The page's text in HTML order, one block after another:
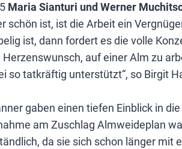
Maria Sianturi und Werner
schön ist, ist die Arbeit ein
ist, dann fordert es die volle
auf einer Alm zu
so tatkräftig unterstützt“, so Birgit
gaben einen tiefen Einblick in
am Zuschlag Almweideplan
da sie sich schon länger mit